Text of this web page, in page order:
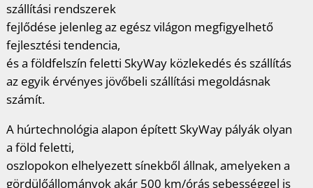
szállítási rendszerek
fejlődése jelenleg az egész világon megfigyelhető
fejlesztési tendencia,
és a földfelszín feletti SkyWay közlekedés és szállítás
az egyik érvényes jövőbeli szállítási megoldásnak
számít.
A húrtechnológia alapon épített SkyWay pályák olyan
a föld feletti,
oszlopokon elhelyezett sínekből állnak, amelyeken a
gördülőállományok akár 500 km/órás sebességgel is